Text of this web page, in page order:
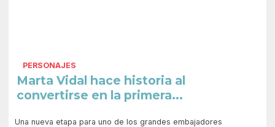
PERSONAJES
Marta Vidal hace historia al
convertirse en la primera...
Una nueva etapa para uno de los grandes embajadores